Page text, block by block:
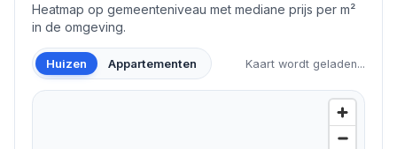
Heatmap op gemeenteniveau met mediane prijs per m²
in de omgeving.
Huizen Appartementen Kaart wordt geladen...